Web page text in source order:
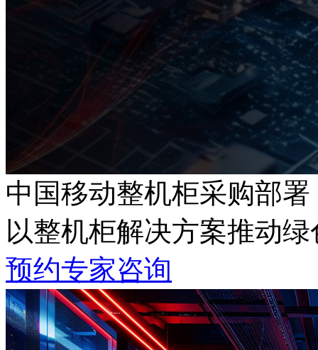
中国移动整机柜采购部署
以整机柜解决方案推动
预约专家咨询